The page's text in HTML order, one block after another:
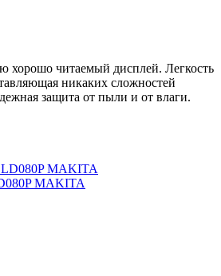
хорошо читаемый дисплей. Легкость
никаких сложностей
защита от пыли и от влаги.
MAKITA